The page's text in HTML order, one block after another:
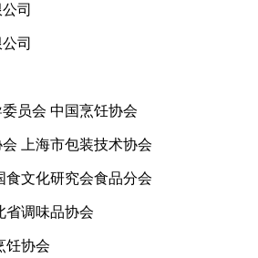
司
司
员会 中国烹饪协会
会 上海市包装技术协会
食文化研究会食品分会
省调味品协会
饪协会